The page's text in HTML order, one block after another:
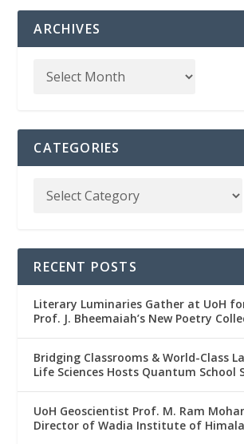
ARCHIVES
CATEGORIES
RECENT POSTS
Literary Luminaries Gather at UoH
Prof. J. Bheemaiah’s New Poetry
Bridging Classrooms & World-Class
Life Sciences Hosts Quantum School
UoH Geoscientist Prof. M. Ram
Director of Wadia Institute of